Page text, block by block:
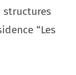
structures
“Les